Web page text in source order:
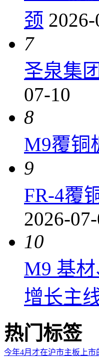
颈
7
圣泉集
07-10
8
M9覆铜
9
FR-4覆
2026-
10
M9 基
增长主
热门标签
今年4月才在沪市主板上